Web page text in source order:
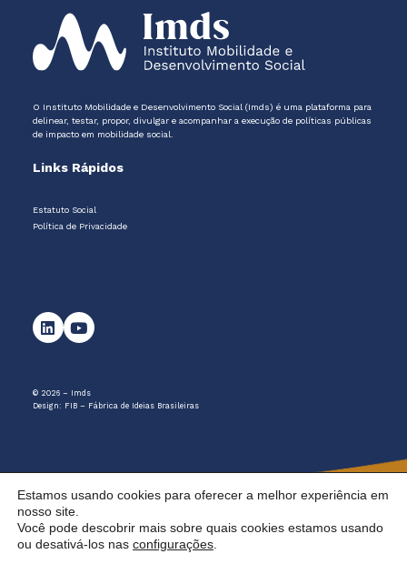
O Instituto Mobilidade e Desenvolvimento Social (Imds) é uma plataforma para
delinear, testar, propor, divulgar e acompanhar a execução de políticas públicas
de impacto em mobilidade social.
Links Rápidos
Estatuto Social
Política de Privacidade
© 2026 – Imds
Design: FIB – Fábrica de Ideias Brasileiras
Estamos usando cookies para oferecer a melhor experiência em
nosso site.
Você pode descobrir mais sobre quais cookies estamos usando
ou desativá-los nas configurações